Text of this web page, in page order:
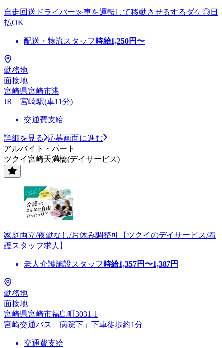
自走回送ドライバー≫車を運転して移動させるするダケ◎日
払OK
配送・物流スタッフ 時給1,250円〜
勤務地
面接地
宮崎県宮崎市港
JR 宮崎駅(車11分)
交通費支給
詳細を見る
応募画面に進む
アルバイト・パート
ツクイ宮崎天満橋(デイサービス)
家庭両立/夜勤なし/お休み調整可【ツクイのデイサービス/看
護スタッフ求人】
老人介護施設スタッフ 時給1,357円〜1,387円
勤務地
面接地
宮崎県宮崎市福島町3031-1
宮崎交通バス「病院下」下車徒歩約1分
交通費支給